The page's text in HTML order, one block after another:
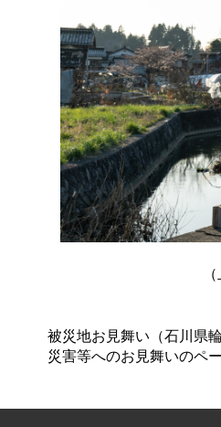
被災地お見舞い（石川県
災害等へのお見舞いのペ